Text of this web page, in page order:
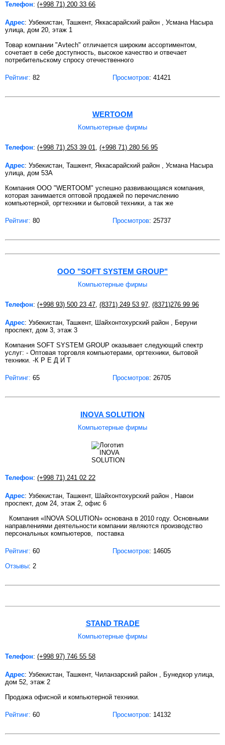
Телефон: (+998 71) 200 33 66
Адрес: Узбекистан, Ташкент, Яккасарайский район , Усмана Насыра
улица, дом 20, этаж 1
Товар компании "Avtech" отличается широким ассортиментом,
сочетает в себе доступность, высокое качество и отвечает
потребительскому спросу отечественного
Рейтинг: 82 Просмотров: 41421
WERTOOM
Компьютерные фирмы
Телефон: (+998 71) 253 39 01, (+998 71) 280 56 95
Адрес: Узбекистан, Ташкент, Яккасарайский район , Усмана Насыра
улица, дом 53А
Компания ООО "WERTOOM" успешно развивающаяся компания,
которая занимается оптовой продажей по перечислению
компьютерной, оргтехники и бытовой техники, а так же
Рейтинг: 80 Просмотров: 25737
ООО "SOFT SYSTEM GROUP"
Компьютерные фирмы
Телефон: (+998 93) 500 23 47 (8371) 249 53 97 (8371)276 99 96
Адрес: Узбекистан, Ташкент, Шайхонтохурский район , Беруни
проспект, дом 3, этаж 3
Компания SOFT SYSTEM GROUP оказывает следующий спектр
услуг: - Оптовая торговля компьютерами, оргтехники, бытовой
техники. -К Р Е Д И Т
Рейтинг: 65 Просмотров: 26705
INOVA SOLUTION
Компьютерные фирмы
Телефон: (+998 71) 241 02 22
Адрес: Узбекистан, Ташкент, Шайхонтохурский район , Навои
проспект, дом 24, этаж 2, офис 6
Компания «INOVA SOLUTION» основана в 2010 году. Основными
направлениями деятельности компании являются производство
персональных компьютеров, поставка
Рейтинг: 60 Просмотров: 14605
Отзывы: 2
STAND TRADE
Компьютерные фирмы
Телефон: (+998 97) 746 55 58
Адрес: Узбекистан, Ташкент, Чиланзарский район , Бунедкор улица,
дом 52, этаж 2
Продажа офисной и компьютерной техники.
Рейтинг: 60 Просмотров: 14132